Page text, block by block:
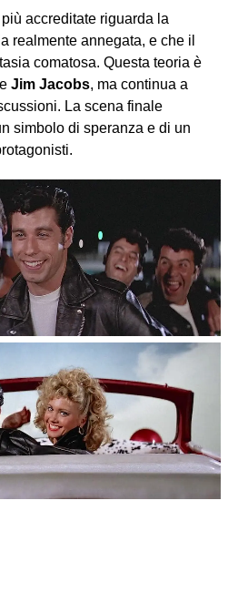
accreditate riguarda la
realmente annegata, e che il
comatosa. Questa teoria è
Jim Jacobs, ma continua a
La scena finale
simbolo di speranza e di un